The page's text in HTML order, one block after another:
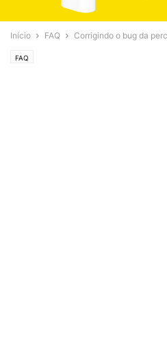
Início FAQ Corrigindo o bug da
FAQ